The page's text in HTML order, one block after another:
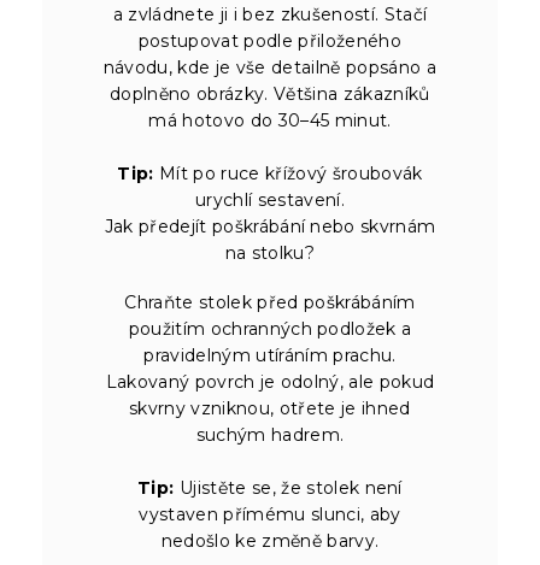
a zvládnete ji i bez zkušeností. Stačí
postupovat podle přiloženého
návodu, kde je vše detailně popsáno a
doplněno obrázky. Většina zákazníků
má hotovo do 30–45 minut.
Tip: Mít po ruce křížový šroubovák
urychlí sestavení.
Jak předejít poškrábání nebo skvrnám
na stolku?
Chraňte stolek před poškrábáním
použitím ochranných podložek a
pravidelným utíráním prachu.
Lakovaný povrch je odolný, ale pokud
skvrny vzniknou, otřete je ihned
suchým hadrem.
Tip: Ujistěte se, že stolek není
vystaven přímému slunci, aby
nedošlo ke změně barvy.